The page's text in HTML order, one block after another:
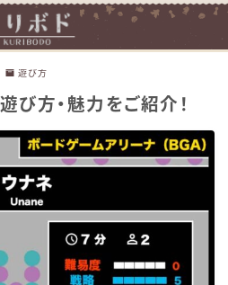
遊び方
び方・魅力をご紹介！